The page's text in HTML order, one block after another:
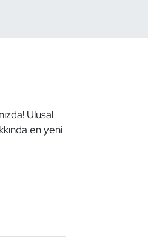
Ulusal
en yeni